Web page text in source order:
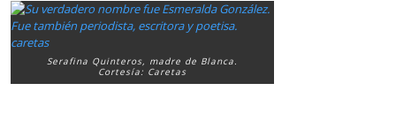
Serafina Quinteros, madre de Blanca.
Cortesía: Caretas